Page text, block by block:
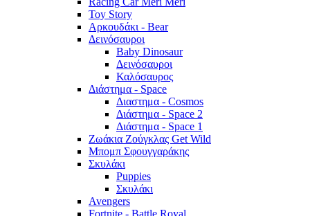
Toy Story
Αρκουδάκι - Bear
Δεινόσαυροι
Baby Dinosaur
Δεινόσαυροι
Καλόσαυρος
Διάστημα - Space
Διαστημα - Cosmos
Διάστημα - Space 2
Διάστημα - Space 1
Ζωάκια Ζούγκλας Get Wild
Μπομπ Σφουγγαράκης
Σκυλάκι
Puppies
Σκυλάκι
Avengers
Fortnite - Battle Royal